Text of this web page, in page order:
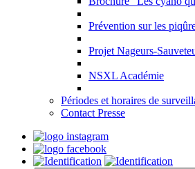
Prévention sur les
Projet Nageurs-
NSXL Académie
Périodes et horaires de
Contact Presse